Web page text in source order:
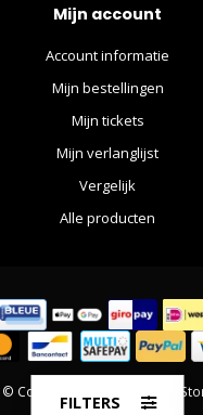
Mijn account
Account informatie
Mijn bestellingen
Mijn tickets
Mijn verlanglijst
Vergelijk
Alle producten
© Copyright 2026 The Movie
FILTERS